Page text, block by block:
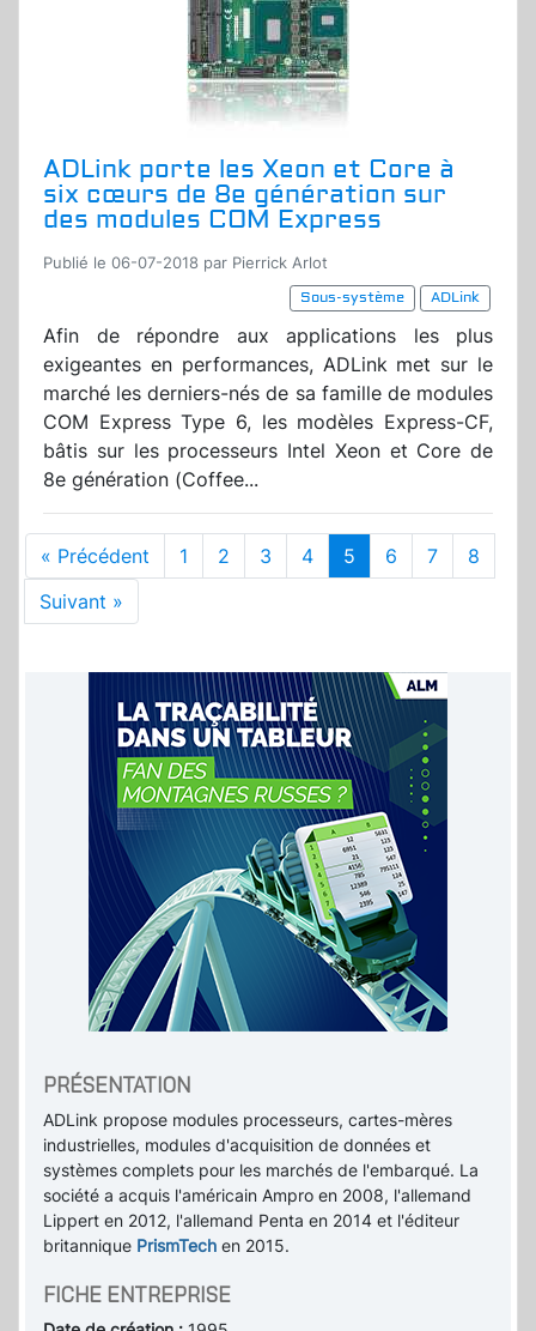
ADLink porte les Xeon et Core à
six cœurs de 8e génération sur
des modules COM Express
Publié le 06-07-2018 par Pierrick Arlot
Sous-système
ADLink
Afin de répondre aux applications les plus
exigeantes en performances, ADLink met sur le
marché les derniers-nés de sa famille de modules
COM Express Type 6, les modèles Express-CF,
bâtis sur les processeurs Intel Xeon et Core de
8e génération (Coffee...
« Précédent 1 2 3 4 5 6 7
8
Suivant »
PRÉSENTATION
ADLink propose modules processeurs, cartes-mères
industrielles, modules d'acquisition de données et
systèmes complets pour les marchés de l'embarqué. La
société a acquis l'américain Ampro en 2008, l'allemand
Lippert en 2012, l'allemand Penta en 2014 et l'éditeur
britannique PrismTech en 2015.
FICHE ENTREPRISE